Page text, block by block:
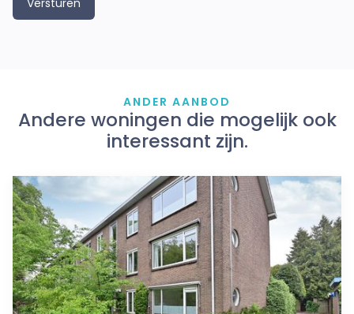
ANDER AANBOD
Andere woningen die mogelijk ook
interessant zijn.